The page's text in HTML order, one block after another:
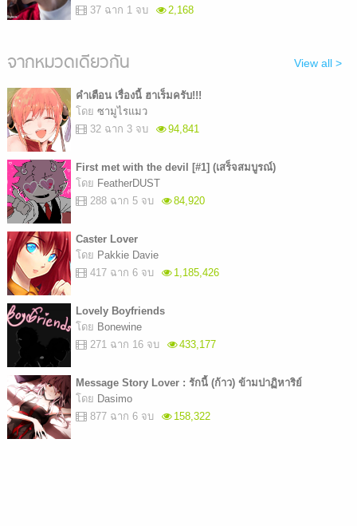
37 ฉาก 1 จบ
2,168
จากหมวดเดียวกัน View all >
คำเตือน เรื่องนี้ ฮาเร็มครับ!!!
โดย ซามูไรแมว
32 ฉาก 3 จบ
94,841
First met with the devil [#1] (เสร็จสมบูรณ์)
โดย FeatherDUST
288 ฉาก 5 จบ
84,920
Caster Lover
โดย Pakkie Davie
417 ฉาก 6 จบ
1,185,426
Lovely Boyfriends
โดย Bonewine
271 ฉาก 16 จบ
433,177
Message Story Lover : รักนี้ (ก้าว) ข้ามปาฏิหาริย์
โดย Dasimo
877 ฉาก 6 จบ
158,322